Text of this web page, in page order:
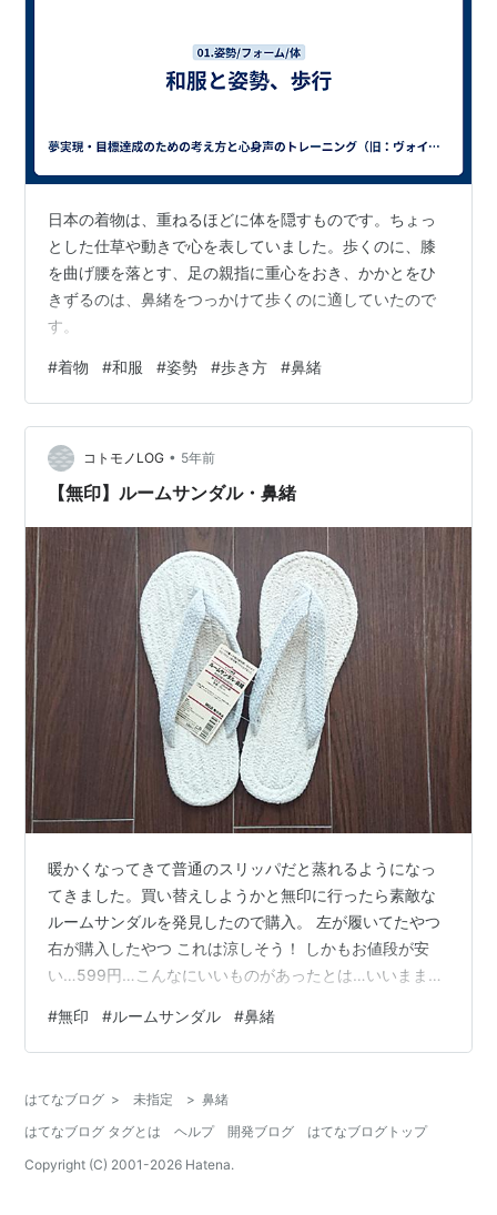
日本の着物は、重ねるほどに体を隠すものです。ちょっ
とした仕草や動きで心を表していました。歩くのに、膝
を曲げ腰を落とす、足の親指に重心をおき、かかとをひ
きずるのは、鼻緒をつっかけて歩くのに適していたので
す。
#着物 #和服 #姿勢 #歩き方 #鼻緒
コトモノLOG • 5年前
【無印】ルームサンダル・鼻緒
暖かくなってきて普通のスリッパだと蒸れるようになっ
てきました。買い替えしようかと無印に行ったら素敵な
ルームサンダルを発見したので購入。 左が履いてたやつ
右が購入したやつ これは涼しそう！ しかもお値段が安
い…599円…こんなにいいものがあったとは…いいままで
て洗えるみたい。 裏はこんな感じでした。ちょっとホコ
リはつきやすそうだけど、それは今までのスリッパも一
ラサラ！(足のサイズ24.5cmで横幅広めです) いい意味で
薄い！ これで夏も快適なルームサンダル生活が送れそう
です～最高だ～ と思っ…
#無印 #ルームサンダル #鼻緒
はてなブログ > 未指定 > 鼻緒
はてなブログ タグとは
ヘルプ 開発ブログ
はてなブログトップ
Copyright (C) 2001-2026 Hatena.